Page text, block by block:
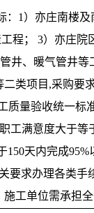
：1）亦庄南楼
程； 3）亦庄院
井、暖气管井
类项目,采购要
质量验收统一标
工满意度大于等
150天内完成
要求办理各类手
施工单位需承担